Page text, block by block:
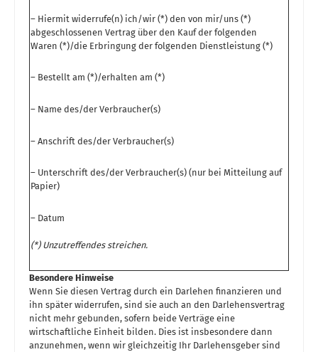
– Hiermit widerrufe(n) ich/wir (*) den von mir/uns (*)
abgeschlossenen Vertrag über den Kauf der folgenden
Waren (*)/die Erbringung der folgenden Dienstleistung (*)
– Bestellt am (*)/erhalten am (*)
– Name des/der Verbraucher(s)
– Anschrift des/der Verbraucher(s)
– Unterschrift des/der Verbraucher(s) (nur bei Mitteilung auf
Papier)
– Datum
(*) Unzutreffendes streichen.
Besondere Hinweise
Wenn Sie diesen Vertrag durch ein Darlehen finanzieren und
ihn später widerrufen, sind sie auch an den Darlehensvertrag
nicht mehr gebunden, sofern beide Verträge eine
wirtschaftliche Einheit bilden. Dies ist insbesondere dann
anzunehmen, wenn wir gleichzeitig Ihr Darlehensgeber sind